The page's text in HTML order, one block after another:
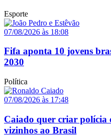
Esporte
07/08/2026 às 18:08
Fifa aponta 10 jovens
2030
Política
07/08/2026 às 17:48
Caiado quer criar polícia
vizinhos ao Brasil